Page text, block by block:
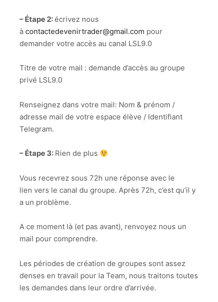
– Étape 2:écrivez nous
à contactedevenirtrader@gmail.com pour
demander votre accès au canal LSL9.0
Titre de votre mail : demande d’accès au groupe
privé LSL9.0
Renseignez dans votre mail: Nom & prénom /
adresse mail de votre espace élève / Identifiant
Telegram.
– Étape 3: Rien de plus
Vous recevrez sous 72h une réponse avec le
lien vers le canal du groupe. Après 72h, c’est qu’il y
a un problème.
A ce moment là (et pas avant), renvoyez nous un
mail pour comprendre.
Les périodes de création de groupes sont assez
denses en travail pour la Team, nous traitons toutes
les demandes dans leur ordre d’arrivée.